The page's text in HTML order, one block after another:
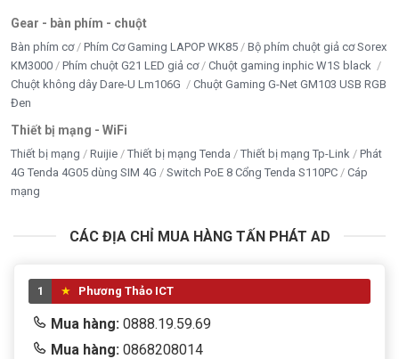
Gear - bàn phím - chuột
Bàn phím cơ Phím Cơ Gaming LAPOP WK85
Bộ phím chuột giả cơ Sorex
KM3000
Phím chuột G21 LED giả cơ
Chuột gaming inphic W1S black
Chuột không dây Dare-U Lm106G
Chuột Gaming G-Net GM103 USB RGB
Đen
Thiết bị mạng - WiFi
Thiết bị mạng Ruijie Thiết bị mạng Tenda Thiết bị mạng Tp-Link
Phát
4G Tenda 4G05 dùng SIM 4G
Switch PoE 8 Cổng Tenda S110PC
Cáp
mạng
CÁC ĐỊA CHỈ MUA HÀNG TẤN PHÁT AD
1 Phương Thảo ICT
Mua hàng: 0888.19.59.69
Mua hàng: 0868208014